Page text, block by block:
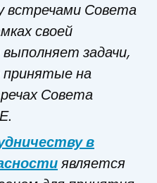
встречами Совета
своей
задачи,
принятые на
Совета
в
является